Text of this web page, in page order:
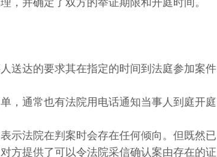
，并确定了双方的举证期限和开庭时间。
送达的要求其在指定的时间到法庭参加案件
，通常也有法院用电话通知当事人到庭开庭
示法院在判案时会存在任何倾向。但既然已
方提供了可以令法院采信确认案由存在的证